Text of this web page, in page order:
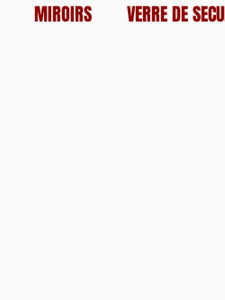
MIROIRS VERRE DE